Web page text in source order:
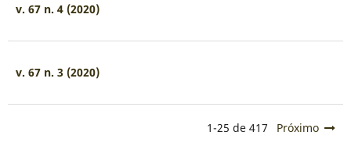
v. 67 n. 4 (2020)
v. 67 n. 3 (2020)
1-25 de 417 Próximo